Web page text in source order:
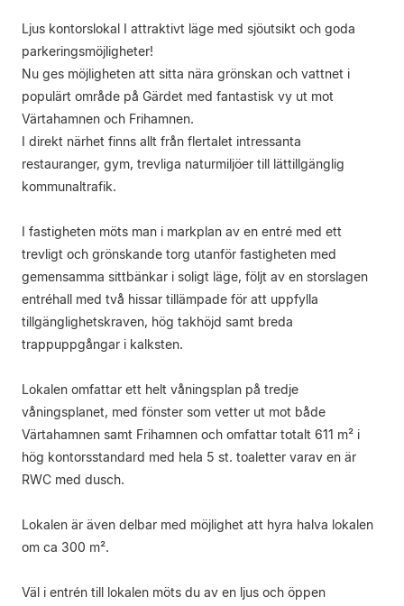
Ljus kontorslokal I attraktivt läge med sjöutsikt och goda
parkeringsmöjligheter!
Nu ges möjligheten att sitta nära grönskan och vattnet i
populärt område på Gärdet med fantastisk vy ut mot
Värtahamnen och Frihamnen.
I direkt närhet finns allt från flertalet intressanta
restauranger, gym, trevliga naturmiljöer till lättillgänglig
kommunaltrafik.
I fastigheten möts man i markplan av en entré med ett
trevligt och grönskande torg utanför fastigheten med
gemensamma sittbänkar i soligt läge, följt av en storslagen
entréhall med två hissar tillämpade för att uppfylla
tillgänglighetskraven, hög takhöjd samt breda
trappuppgångar i kalksten.
Lokalen omfattar ett helt våningsplan på tredje
våningsplanet, med fönster som vetter ut mot både
Värtahamnen samt Frihamnen och omfattar totalt 611 m² i
hög kontorsstandard med hela 5 st. toaletter varav en är
RWC med dusch.
Lokalen är även delbar med möjlighet att hyra halva lokalen
om ca 300 m².
Väl i entrén till lokalen möts du av en ljus och öppen